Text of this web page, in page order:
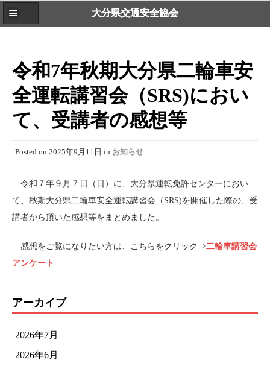
大分県交通安全協会
令和7年秋期大分県二輪車安
全運転講習会（SRS)におい
て、受講者の感想等
Posted on 2025年9月11日 in お知らせ
令和７年９月７日（日）に、大分県運転免許センターにおい
て、秋期大分県二輪車安全運転講習会（SRS)を開催した際の、受
講者から頂いた感想等をまとめました。
感想をご覧になりたい方は、こちらをクリック⇒二輪車講習会
アンケート
アーカイブ
2026年7月
2026年6月